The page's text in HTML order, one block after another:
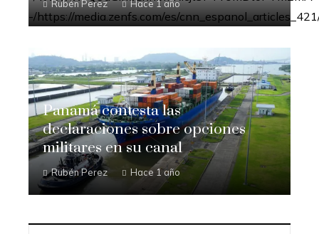
Rubén Perez Hace 1 año
Panamá contesta las
declaraciones sobre opciones
militares en su canal
Rubén Perez Hace 1 año